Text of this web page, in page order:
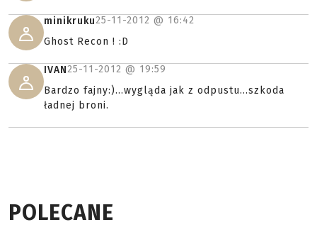
minikruku25-11-2012 @ 16:42
Ghost Recon ! :D
IVAN25-11-2012 @ 19:59
Bardzo fajny:)...wygląda jak z odpustu...szkoda
ładnej broni.
POLECANE